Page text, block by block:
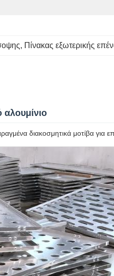
, Πίνακας εξωτερικής
διακοσμητικά μοτίβα για